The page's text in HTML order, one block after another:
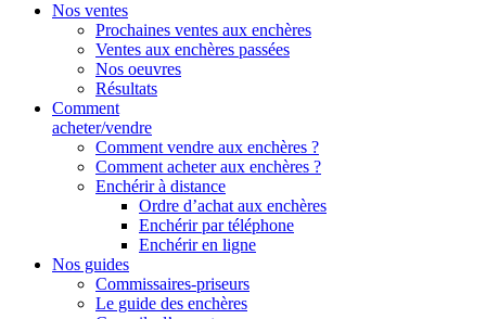
Nos ventes
Prochaines ventes aux enchères
Ventes aux enchères passées
Nos oeuvres
Résultats
Comment
acheter/vendre
Comment vendre aux enchères ?
Comment acheter aux enchères ?
Enchérir à distance
Ordre d’achat aux enchères
Enchérir par téléphone
Enchérir en ligne
Nos guides
Commissaires-priseurs
Le guide des enchères